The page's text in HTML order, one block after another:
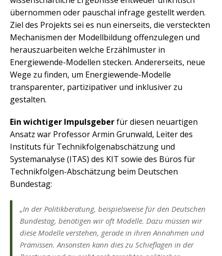
übernommen oder pauschal infrage gestellt werden.
Ziel des Projekts sei es nun einerseits, die versteckten
Mechanismen der Modellbildung offenzulegen und
herauszuarbeiten welche Erzählmuster in
Energiewende-Modellen stecken. Andererseits, neue
Wege zu finden, um Energiewende-Modelle
transparenter, partizipativer und inklusiver zu
gestalten.
Ein wichtiger Impulsgeberfür diesen neuartigen
Ansatz war Professor Armin Grunwald, Leiter des
Instituts für Technikfolgenabschätzung und
Systemanalyse (ITAS) des KIT sowie des Büros für
Technikfolgen-Abschätzung beim Deutschen
Bundestag:
„In der Politikberatung, beispielsweise für den Deutschen
Bundestag, benötigen wir oft Modelle. Dazu müssen wir
diese Modelle verstehen, gerade in ihren Annahmen und
Prämissen. Ansonsten kann dies zu Schieflagen in der